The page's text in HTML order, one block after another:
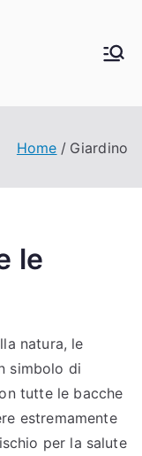
Home Giardino
le
natura, le
simbolo di
tutte le bacche
estremamente
per la salute